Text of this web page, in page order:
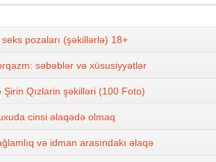
pozaları (şəkillərlə) 18+
səbəblər və xüsusiyyətlər
Şirin Qızlarin şəkilləri (100 Foto)
cinsi əlaqədə olmaq
və idman arasındakı əlaqə